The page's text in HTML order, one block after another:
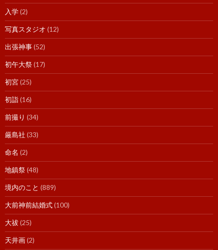
入学(2)
写真スタジオ (12)
出張神事(52)
初午大祭(17)
初宮(25)
初詣(16)
前撮り (34)
厳島社 (33)
命名 (2)
地鎮祭(48)
境内のこと (889)
大前神前結婚式(100)
大祓(25)
天井画(2)